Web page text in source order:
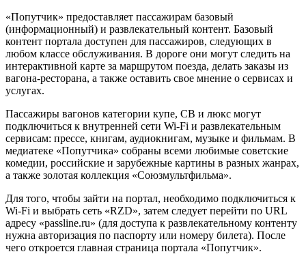
«Попутчик» предоставляет пассажирам базовый
(информационный) и развлекательный контент. Базовый
контент портала доступен для пассажиров, следующих в
любом классе обслуживания. В дороге они могут следить на
интерактивной карте за маршрутом поезда, делать заказы из
вагона-ресторана, а также оставить свое мнение о сервисах и
услугах.
Пассажиры вагонов категории купе, СВ и люкс могут
подключиться к внутренней сети Wi-Fi и развлекательным
сервисам: прессе, книгам, аудиокнигам, музыке и фильмам. В
медиатеке «Попутчика» собраны всеми любимые советские
комедии, российские и зарубежные картины в разных жанрах,
а также золотая коллекция «Союзмультфильма».
Для того, чтобы зайти на портал, необходимо подключиться к
Wi-Fi и выбрать сеть «RZD», затем следует перейти по URL
адресу «passline.ru» (для доступа к развлекательному контенту
нужна авторизация по паспорту или номеру билета). После
чего откроется главная страница портала «Попутчик».